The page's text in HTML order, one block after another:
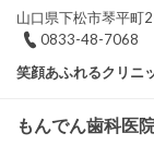
山口県下松市琴平町
0833-48-7068
笑顔あふれるクリニ
もんでん歯科医